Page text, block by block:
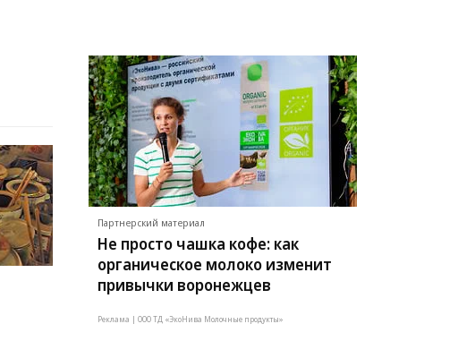
Партнерский материал
Не просто чашка кофе: как
органическое молоко изменит
привычки воронежцев
Реклама | ООО ТД «ЭкоНива Молочные продукты»